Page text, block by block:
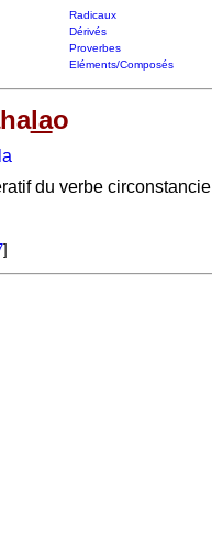
Radicaux
Dérivés
Proverbes
Eléments/Composés
lao
du verbe circonstanciel
]